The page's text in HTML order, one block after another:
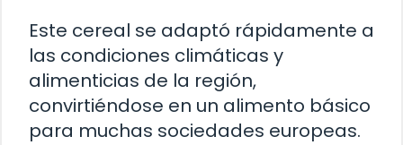
Este cereal se adaptó rápidamente a
las condiciones climáticas y
alimenticias de la región,
convirtiéndose en un alimento básico
para muchas sociedades europeas.